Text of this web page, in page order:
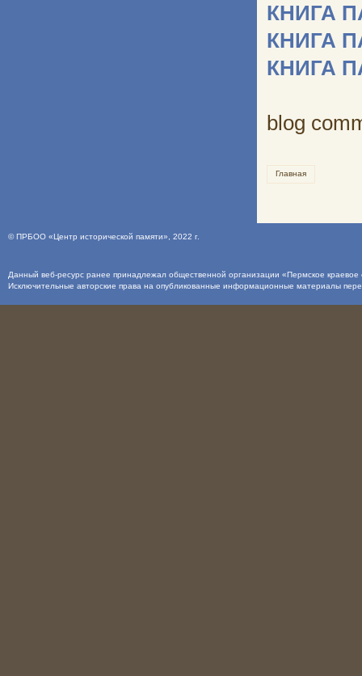
КНИГА
КНИГА
КНИГА
blog
Главная
©ПРБОО «Центр исторической памяти» , 2022 г.
Данный веб-ресурс ранее принадлежал общественной организации «Пермское
Исключительные авторские права на опубликованные информационные материалы